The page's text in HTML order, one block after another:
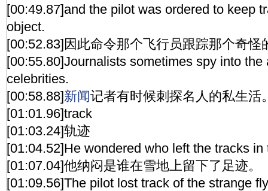
[00:49.87]and the pilot was ordered to keep
object.
[00:52.83]因此命令那个飞行员跟踪那个奇怪
[00:55.80]Journalists sometimes spy into the
celebrities.
[00:58.88]新闻记者有时候刺探名人的私生活
[01:01.96]track
[01:03.24]轨迹
[01:04.52]He wondered who left the tracks in
[01:07.04]他纳闷是谁在雪地上留下了足迹。
[01:09.56]The pilot lost track of the strange